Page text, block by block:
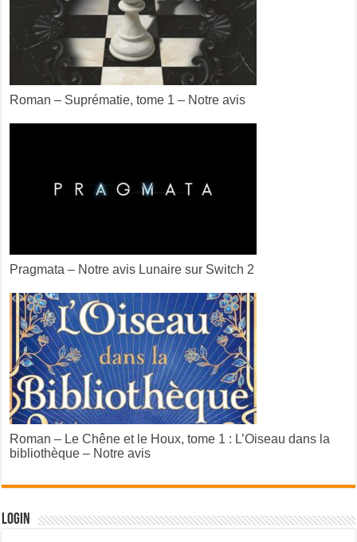
Roman – Suprématie, tome 1 – Notre avis
Pragmata – Notre avis Lunaire sur Switch 2
Roman – Le Chêne et le Houx, tome 1 : L’Oiseau dans la
bibliothèque – Notre avis
Login